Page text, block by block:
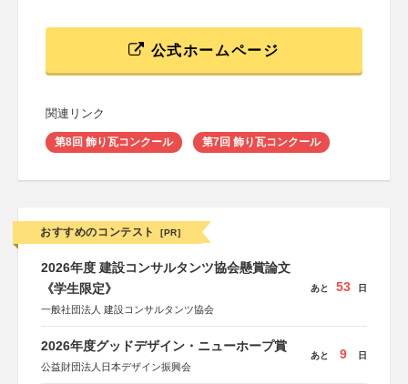
公式ホームページ
関連リンク
第8回 飾り瓦コンクール 第7回 飾り瓦コンクール
おすすめのコンテスト [PR]
2026年度 建設コンサルタンツ協会懸賞論文
《学生限定》
一般社団法人 建設コンサルタンツ協会
あと 53 日
2026年度グッドデザイン・ニューホープ賞
公益財団法人日本デザイン振興会
あと 9 日